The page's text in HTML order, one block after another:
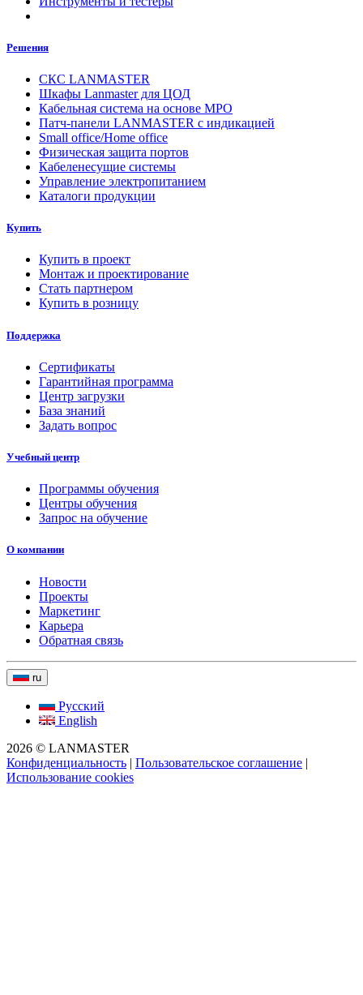
Решения
СКС LANMASTER
Шкафы Lanmaster для ЦОД
Кабельная система на основе MPO
Патч-панели LANMASTER с индикацией
Small office/Home office
Физическая защита портов
Кабеленесущие системы
Управление электропитанием
Каталоги продукции
Купить
Купить в проект
Монтаж и проектирование
Стать партнером
Купить в розницу
Поддержка
Сертификаты
Гарантийная программа
Центр загрузки
База знаний
Задать вопрос
Учебный центр
Программы обучения
Центры обучения
Запрос на обучение
О компании
Новости
Проекты
Маркетинг
Карьера
Обратная связь
ru
Русский
English
2026 © LANMASTER
Конфиденциальность | Пользовательское соглашение |
Использование cookies